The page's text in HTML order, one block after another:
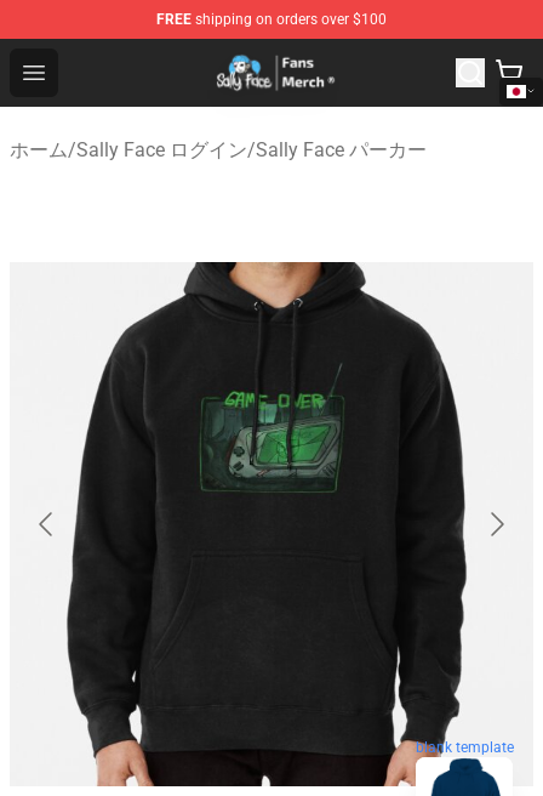
FREE shipping on orders over $100
Open menu
Sally Face Store - Official Sally Face Merchandise Shop
ホーム/Sally Face ログイン/Sally Face パーカー
blank template